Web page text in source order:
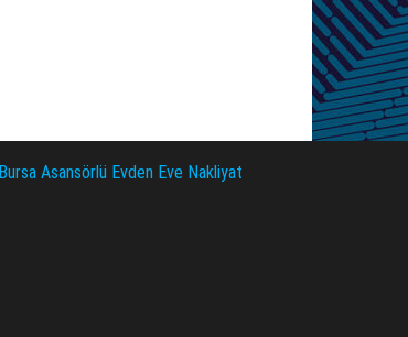
Bursa Asansörlü Evden Eve Nakliyat